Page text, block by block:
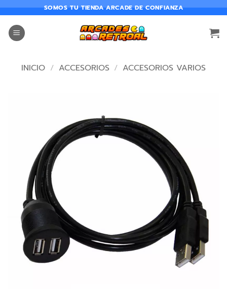
SOMOS TU TIENDA ARCADE DE CONFIANZA
INICIO / ACCESORIOS / ACCESORIOS VARIOS